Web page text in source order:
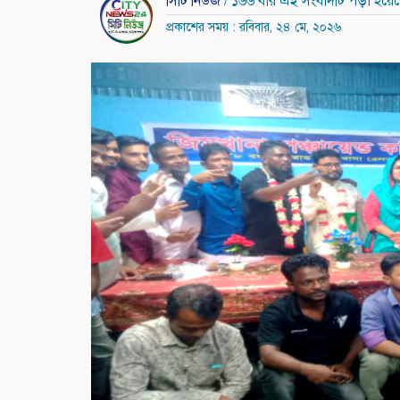
প্রকাশের সময় : রবিবার, ২৪ মে, ২০২৬